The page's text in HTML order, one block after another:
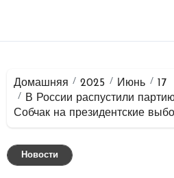
Домашняя 2025 Июнь
17
В России распустили
Собчак на президентские
Новости